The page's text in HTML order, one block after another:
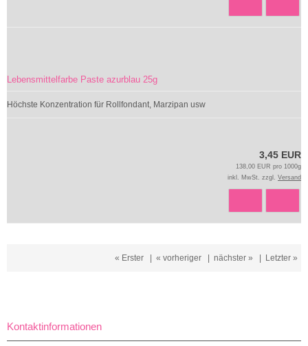
Lebensmittelfarbe Paste azurblau 25g
Höchste Konzentration für Rollfondant, Marzipan usw
3,45 EUR
138,00 EUR pro 1000g
inkl. MwSt. zzgl. Versand
« Erster | « vorheriger | nächster » | Letzter »
Kontaktinformationen